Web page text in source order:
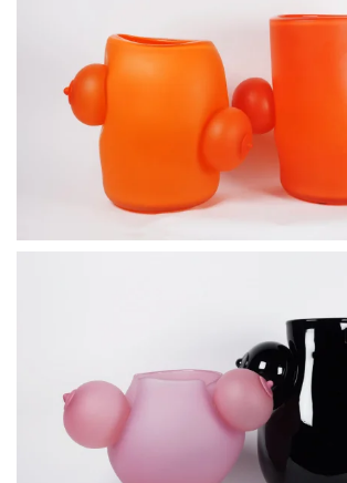
BLÄDDRA I GALLERI
BLÄDDRA I GALLERI